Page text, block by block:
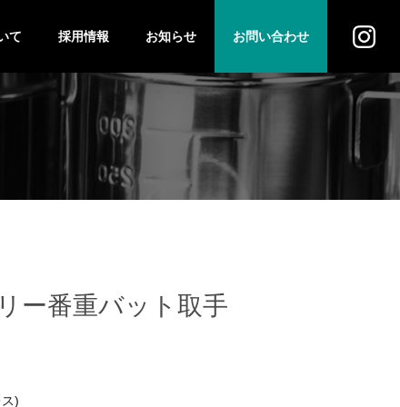
て 採用情報 お知らせ お問い合わせ
法人のお客様
個人のお客様
ー番重バット取手
)